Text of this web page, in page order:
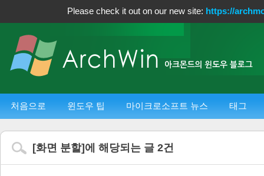
Please check it out on our new site: https://
처음으로 윈도우 팁 마이크로소프트 뉴스 태그
[화면 분할]에 해당되는 글 2건